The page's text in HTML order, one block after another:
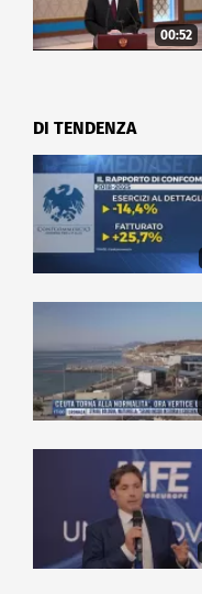
00:52
DI TENDENZA